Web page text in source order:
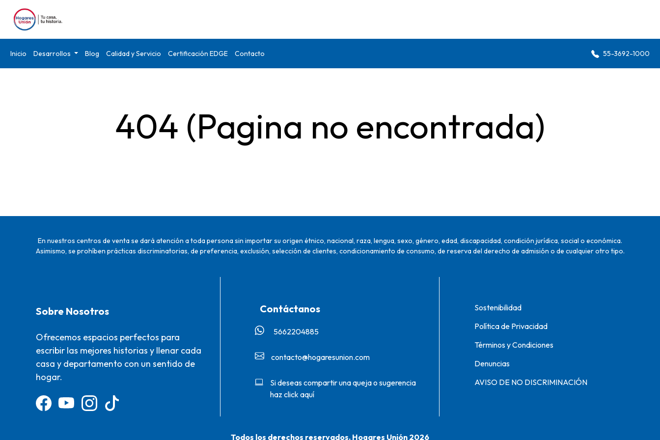
Inicio Desarrollos Blog Calidad y Servicio Certificación EDGE Contacto 55-3692-1000
404 (Pagina no encontrada)
En nuestros centros de venta se dará atención a toda persona sin importar su origen étnico, nacional, raza, lengua, sexo, género, edad, discapacidad, condición jurídica, social o económica.
Asimismo, se prohíben prácticas discriminatorias, de preferencia, exclusión, selección de clientes, condicionamiento de consumo, de reserva del derecho de admisión o de cualquier otro tipo.
Sobre Nosotros
Ofrecemos espacios perfectos para
escribir las mejores historias y llenar cada
casa y departamento con un sentido de
hogar.
Contáctanos
5662204885‬
contacto@hogaresunion.com
Si deseas compartir una queja o sugerencia
haz click aquí
Sostenibilidad
Política de Privacidad
Términos y Condiciones
Denuncias
AVISO DE NO DISCRIMINACIÓN
Todos los derechos reservados. Hogares Unión 2026